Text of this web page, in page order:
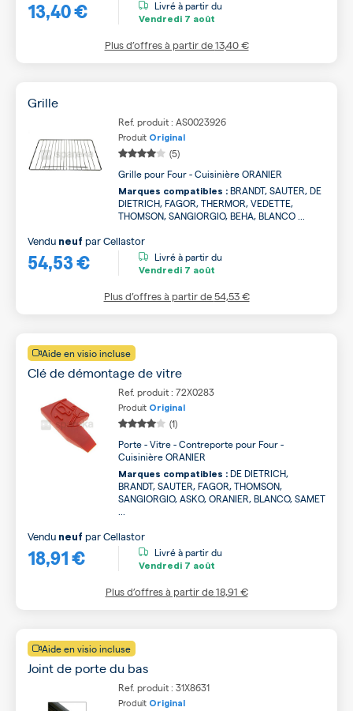
13,40 € Livré à partir du
Vendredi 7 août
Plus d’offres à partir de13,40 €
Grille
Ref. produit : AS0023926
Produit Original
(5)
Grille pour Four - Cuisinière ORANIER
Marques compatibles : BRANDT, SAUTER, DE
DIETRICH, FAGOR, THERMOR, VEDETTE,
THOMSON, SANGIORGIO, BEHA, BLANCO ...
54,53 €
Vendu neuf parCellastor
Livré à partir du
Vendredi 7 août
Plus d’offres à partir de54,53 €
Aide en visio incluse
Clé de démontage de vitre
Ref. produit : 72X0283
Produit Original
(1)
Porte - Vitre - Contreporte pour Four -
Cuisinière ORANIER
Marques compatibles : DE DIETRICH,
BRANDT, SAUTER, FAGOR, THOMSON,
SANGIORGIO, ASKO, ORANIER, BLANCO, SAMET
18,91 €
Vendu neuf parCellastor
Livré à partir du
Vendredi 7 août
Plus d’offres à partir de18,91 €
Aide en visio incluse
Joint de porte du bas
Ref. produit : 31X8631
Produit Original